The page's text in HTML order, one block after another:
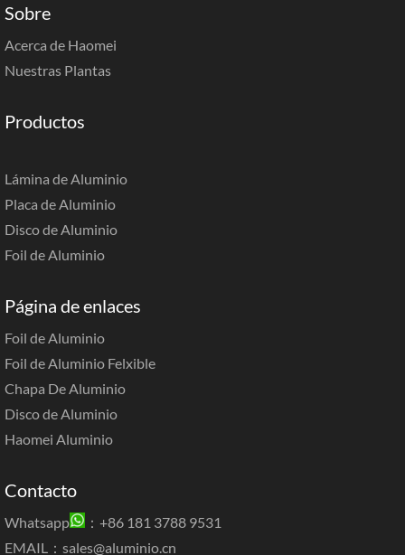
Sobre
Acerca de Haomei
Nuestras Plantas
Productos
Lámina de Aluminio
Placa de Aluminio
Disco de Aluminio
Foil de Aluminio
Página de enlaces
Foil de Aluminio
Foil de Aluminio Felxible
Chapa De Aluminio
Disco de Aluminio
Haomei Aluminio
Contacto
Whatsapp
：+86 181 3788 9531
EMAIL： sales@aluminio.cn